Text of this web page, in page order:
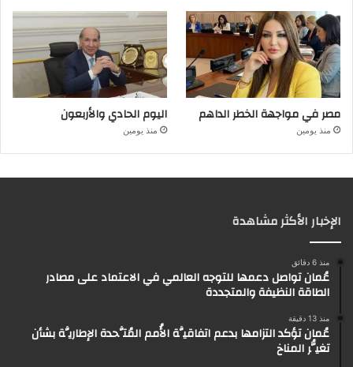
مصر في مواجهة الخطر الداهم
منذ يومين
اليوم الحادي والأربعون
منذ يومين
الإخبار الأكثر مشاهدة
منذ 6 دقائق
عُمان تواصل دعمها للتوجه العالمي في الاعتماد على مصادر
الطاقة النظيفة والمتجددة
منذ 13 دقيقة
عُمان تؤكد التزامها بدعم اتفاقيَّة الأُمم المُتَّحدة الإطاريَّة بشأن
تغيُّر المناخ